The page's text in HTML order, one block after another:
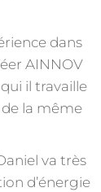
dans
AINNOV
il travaille
de la même
va très
d’énergie